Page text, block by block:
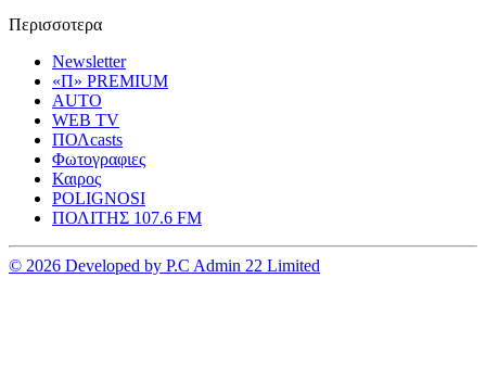
Περισσοτερα
Newsletter
«Π» PREMIUM
AUTO
WEB TV
ΠΟΛcasts
Φωτογραφιες
Καιρος
POLIGNOSI
ΠΟΛΙΤΗΣ 107.6 FM
© 2026 Developed by P.C Admin 22 Limited